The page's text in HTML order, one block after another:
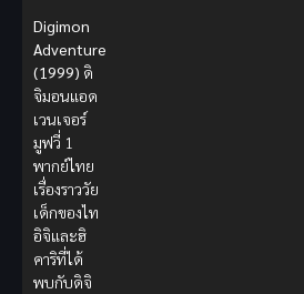
Digimon
Adventure
(1999) ดิ
จิมอนแอด
เวนเจอร์
มูฟวี่ 1
พากย์ไทย
เรื่องราววัย
เด็กของไท
อิจิและฮิ
คาริที่ได้
พบกับดิจิ